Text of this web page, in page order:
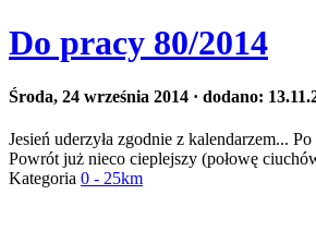
Do pracy 80/2014
Środa, 24 września 2014 · dodano:
Jesień uderzyła zgodnie z kalendarzem...
Powrót już nieco cieplejszy (połowę
Kategoria 0 - 25km